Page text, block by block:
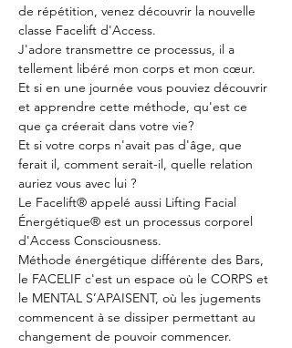
de répétition, venez découvrir la nouvelle
classe Facelift d'Access.
J'adore transmettre ce processus, il a
tellement libéré mon corps et mon cœur.
Et si en une journée vous pouviez découvrir
et apprendre cette méthode, qu'est ce
que ça créerait dans votre vie?
Et si votre corps n'avait pas d'âge, que
ferait il, comment serait-il, quelle relation
auriez vous avec lui ?
Le Facelift® appelé aussi Lifting Facial
Énergétique® est un processus corporel
d'Access Consciousness.
Méthode énergétique différente des Bars,
le FACELIF c'est un espace où le CORPS et
le MENTAL S’APAISENT, où les jugements
commencent à se dissiper permettant au
changement de pouvoir commencer.